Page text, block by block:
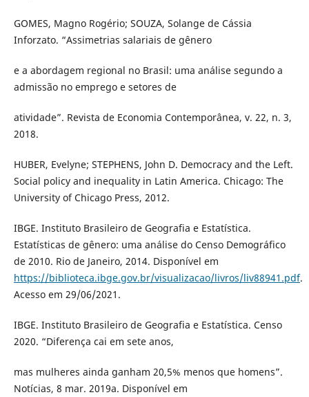
GOMES, Magno Rogério; SOUZA, Solange de Cássia
Inforzato. “Assimetrias salariais de gênero
e a abordagem regional no Brasil: uma análise segundo a
admissão no emprego e setores de
atividade”. Revista de Economia Contemporânea, v. 22, n. 3,
2018.
HUBER, Evelyne; STEPHENS, John D. Democracy and the Left.
Social policy and inequality in Latin America. Chicago: The
University of Chicago Press, 2012.
IBGE. Instituto Brasileiro de Geografia e Estatística.
Estatísticas de gênero: uma análise do Censo Demográfico
de 2010. Rio de Janeiro, 2014. Disponível em
https://biblioteca.ibge.gov.br/visualizacao/livros/liv88941.pdf.
Acesso em 29/06/2021.
IBGE. Instituto Brasileiro de Geografia e Estatística. Censo
2020. “Diferença cai em sete anos,
mas mulheres ainda ganham 20,5% menos que homens”.
Notícias, 8 mar. 2019a. Disponível em